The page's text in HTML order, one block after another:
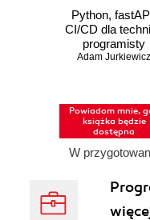
Python,
CI/CD dla
programisty
Adam Jurkiewicz
Powiadom mnie,
książka będzie
dostępna
W